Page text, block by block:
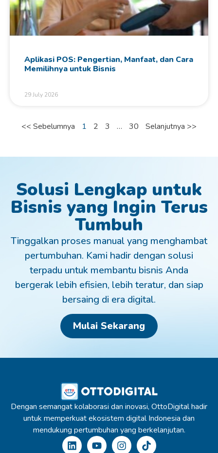
Aplikasi POS: Pengertian, Manfaat, dan Cara
Memilihnya untuk Bisnis
29 July 2026
<< Sebelumnya 1 2 3 … 30 Selanjutnya >>
Solusi Lengkap untuk
Bisnis yang Ingin Terus
Tumbuh
Tinggalkan proses manual yang menghambat
pertumbuhan. Kami hadir dengan solusi
terpadu untuk membantu bisnis Anda
bergerak lebih efisien, lebih teratur, dan siap
bersaing di era digital.
Mulai Sekarang
Dengan semangat kolaborasi dan inovasi, OttoDigital hadir
untuk memperkuat ekosistem digital Indonesia dan
mendukung pertumbuhan yang berkelanjutan.